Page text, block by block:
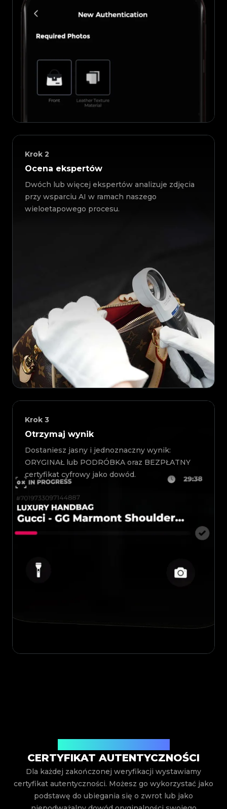
Krok 2
Ocena ekspertów
Dwóch lub więcej ekspertów analizuje zdjęcia
przy wsparciu AI w ramach naszego
wieloetapowego procesu.
Krok 3
Otrzymaj wynik
Dostaniesz jasny i jednoznaczny wynik:
ORYGINAŁ lub PODRÓBKA oraz BEZPŁATNY
certyfikat cyfrowy jako dowód.
CERTYFIKAT AUTENTYCZNOŚCI
Dla każdej zakończonej weryfikacji wystawiamy
certyfikat autentyczności. Możesz go wykorzystać jako
podstawę do ubiegania się o zwrot lub jako